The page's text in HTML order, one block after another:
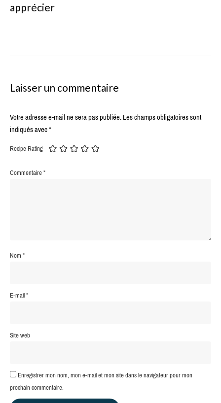
apprécier
Laisser un commentaire
Votre adresse e-mail ne sera pas publiée.Les champs obligatoires sont
indiqués avec*
Recipe Rating
Commentaire*
Nom*
E-mail*
Site web
Enregistrer mon nom, mon e-mail et mon site dans le navigateur pour mon
prochain commentaire.